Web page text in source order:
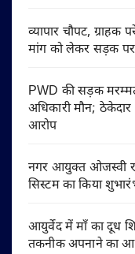
व्यापार चौपट, ग्राहक
मांग को लेकर सड़क पर
PWD की सड़क
अधिकारी मौन;
आरोप
नगर आयुक्त ओजस्वी
सिस्टम का किया
आयुर्वेद में माँ का दूध
तकनीक अपनाने का